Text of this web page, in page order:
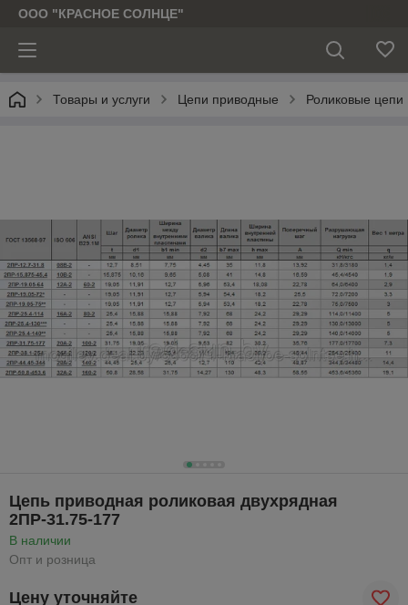
ООО "КРАСНОЕ СОЛНЦЕ"
Товары и услуги Цепи приводные Роликовые цепи
Цепь приводная роликовая двухрядная
2ПР-31.75-177
В наличии
Опт и розница
Цену уточняйте